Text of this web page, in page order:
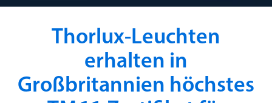
Thorlux-Leuchten
erhalten in
Großbritannien höchstes